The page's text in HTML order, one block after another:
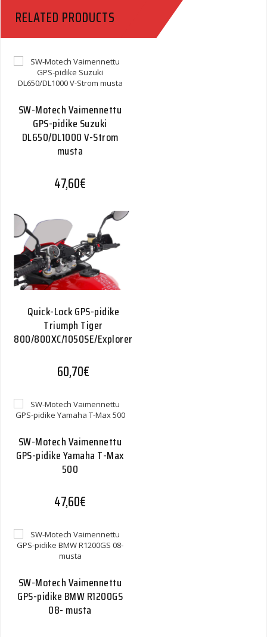
1050
RELATED PRODUCTS
SW-Motech Vaimennettu
GPS-pidike Suzuki
DL650/DL1000 V-Strom
musta
47,60€
Quick-Lock GPS-pidike
Triumph Tiger
800/800XC/1050SE/Explorer
60,70€
SW-Motech Vaimennettu
GPS-pidike Yamaha T-Max
500
47,60€
SW-Motech Vaimennettu
GPS-pidike BMW R1200GS
08- musta